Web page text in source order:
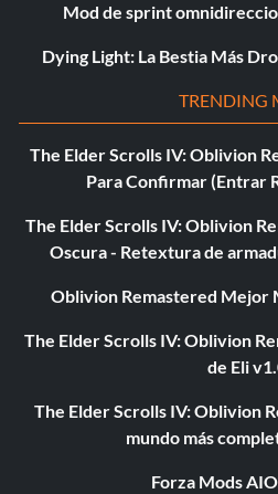
Mod de sprint
Dying Light: La Bestia Más
TRENDING
The Elder Scrolls IV: Oblivion
Para Confirmar (Entrar
The Elder Scrolls IV: Oblivion
Oscura - Retextura de
Oblivion Remastered Mejor
The Elder Scrolls IV: Oblivion
de Eli
The Elder Scrolls IV: Oblivion
mundo más
Forza Mods